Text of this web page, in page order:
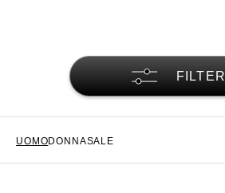
UOMODONNASALE
FILTER